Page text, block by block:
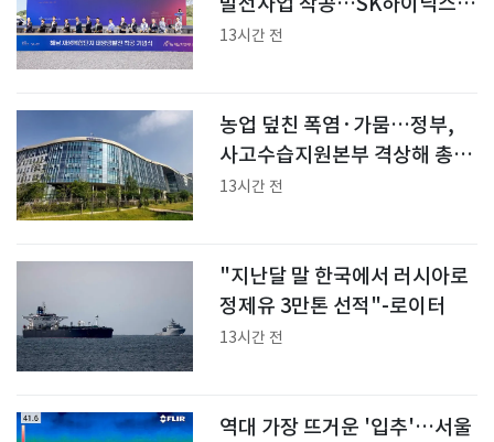
전력 공급
13시간 전
농업 덮친 폭염·가뭄…정부,
사고수습지원본부 격상해 총력
대응
13시간 전
"지난달 말 한국에서 러시아로
정제유 3만톤 선적"-로이터
13시간 전
역대 가장 뜨거운 '입추'…서울